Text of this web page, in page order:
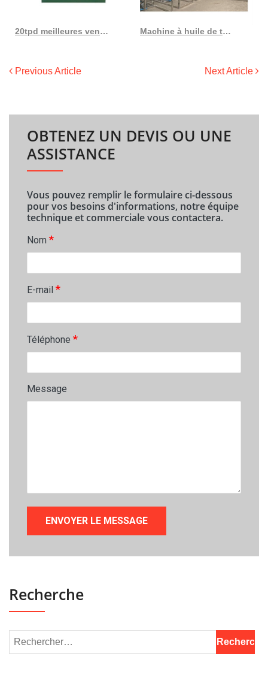
20tpd meilleures ventes en 2023 expulseur d’huile de machine de traitement d’huile de noix de coco Machine à huile de tournesol raffinée Selin au Togo
Previous Article Next Article
OBTENEZ UN DEVIS OU UNE
ASSISTANCE
Vous pouvez remplir le formulaire ci-dessous
pour vos besoins d'informations, notre équipe
technique et commerciale vous contactera.
Nom *
E-mail *
Téléphone *
Message
Recherche